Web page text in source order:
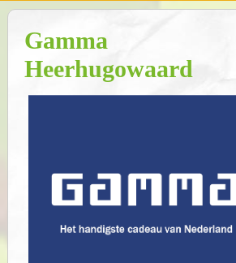
Gamma
Heerhugowaard